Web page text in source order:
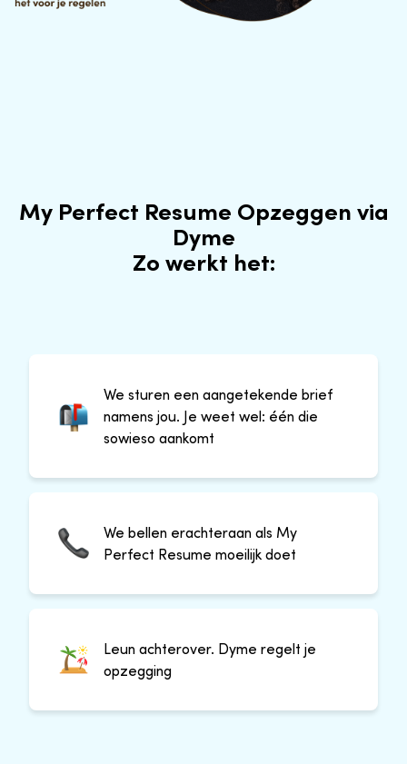
My Perfect Resume Opzeggen via
Dyme
Zo werkt het:
We sturen een aangetekende brief
namens jou. Je weet wel: één die
sowieso aankomt
We bellen erachteraan als My
Perfect Resume moeilijk doet
Leun achterover. Dyme regelt je
opzegging